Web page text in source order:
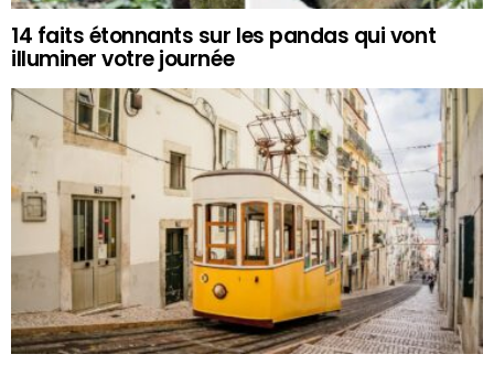
14 faits étonnants sur les pandas qui vont
illuminer votre journée